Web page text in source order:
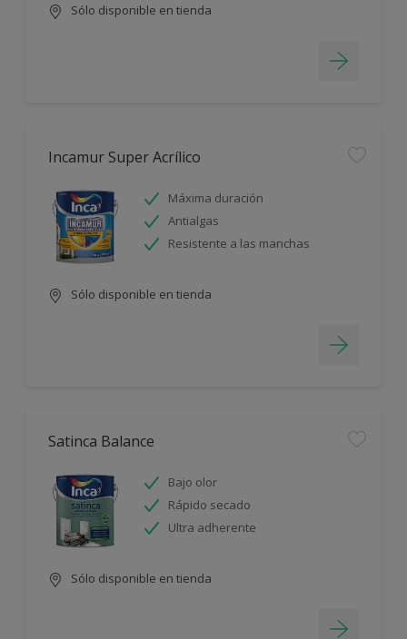
Sólo disponible en tienda
Incamur Super Acrílico
Máxima duración
Antialgas
Resistente a las manchas
Sólo disponible en tienda
Satinca Balance
Bajo olor
Rápido secado
Ultra adherente
Sólo disponible en tienda